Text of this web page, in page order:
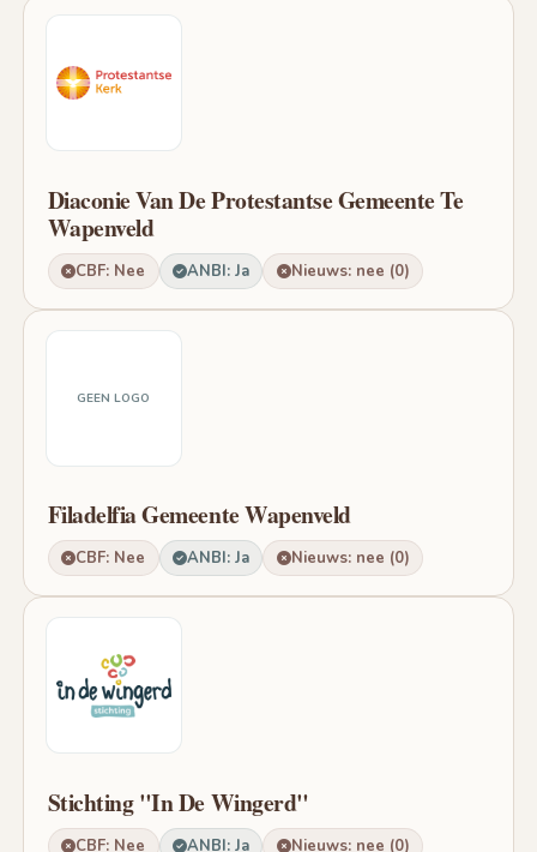
Diaconie Van De Protestantse Gemeente Te
Wapenveld
CBF: Nee ANBI: Ja Nieuws: nee (0)
GEEN LOGO
Filadelfia Gemeente Wapenveld
CBF: Nee ANBI: Ja Nieuws: nee (0)
Stichting "In De Wingerd"
CBF: Nee ANBI: Ja Nieuws: nee (0)